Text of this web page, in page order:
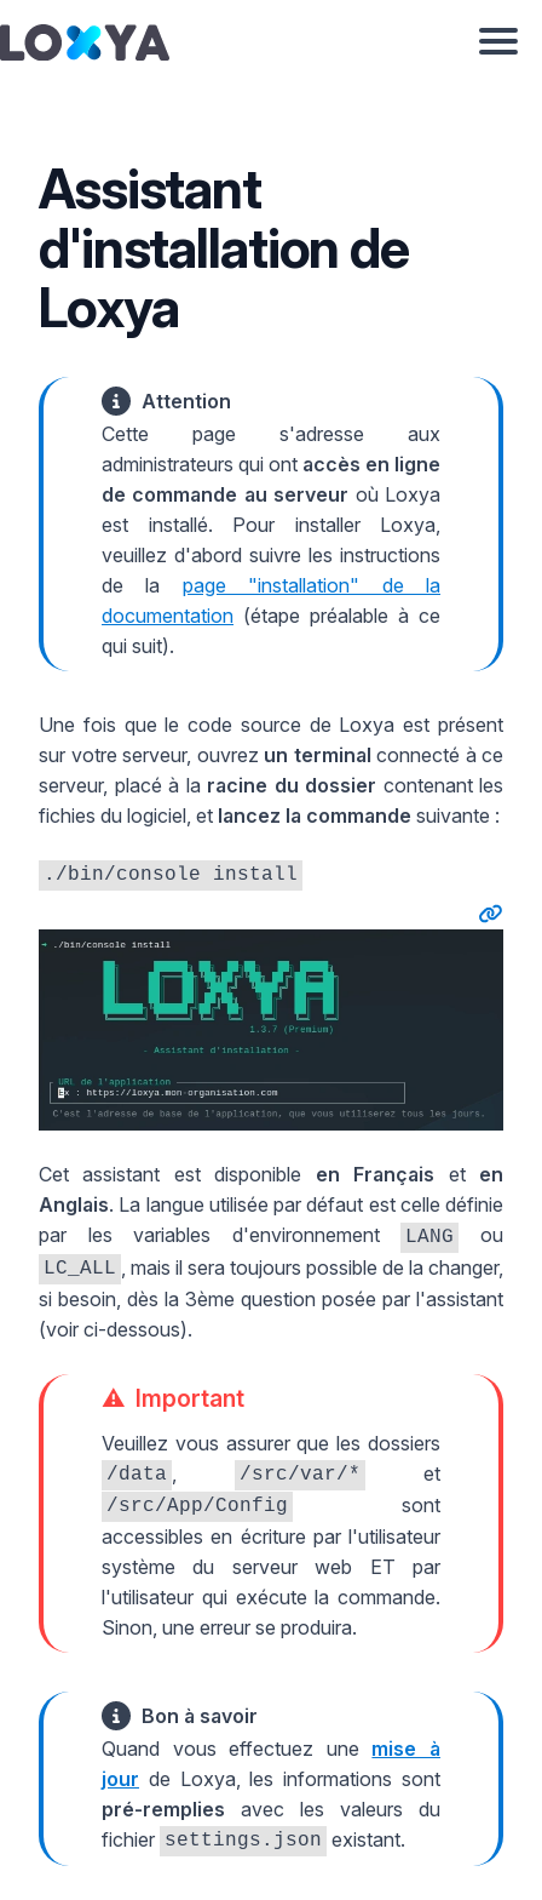
Assistant
d'installation de
Loxya
Attention
Cette page s'adresse aux
administrateurs qui ont accès en ligne
de commande au serveur où Loxya
est installé. Pour installer Loxya,
veuillez d'abord suivre les instructions
de la page "installation" de la
documentation (étape préalable à ce
qui suit).
Une fois que le code source de Loxya est présent
sur votre serveur, ouvrez un terminal connecté à ce
serveur, placé à la racine du dossier contenant les
fichies du logiciel, et lancez la commande suivante :
Cet assistant est disponible en Français et en
Anglais. La langue utilisée par défaut est celle définie
par les variables d'environnement
LANG ou
LC_ALL
, mais il sera toujours possible de la changer,
si besoin, dès la 3ème question posée par l'assistant
(voir ci-dessous).
Important
Veuillez vous assurer que les dossiers
/data /src/var/* et
/src/App/Config
sont
accessibles en écriture par l'utilisateur
système du serveur web ET par
l'utilisateur qui exécute la commande.
Sinon, une erreur se produira.
Bon à savoir
Quand vous effectuez une mise à
jour de Loxya, les informations sont
pré-remplies avec les valeurs du
fichier settings.json existant.